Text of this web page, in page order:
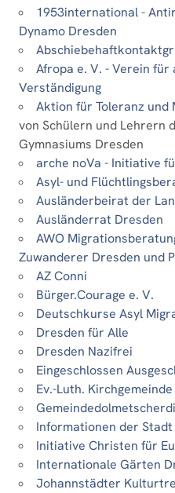
1953international -
Dynamo Dresden
Afropa e. V. - Verein
Verständigung
Aktion für Toleranz und
von Schülern und Lehrern
Gymnasiums Dresden
arche noVa - Initiative
Asyl- und
Ausländerbeirat der
Ausländerrat Dresden
AWO
Zuwanderer Dresden und
AZ Conni
Bürger.Courage e. V.
Deutschkurse Asyl
Dresden für Alle
Dresden Nazifrei
Eingeschlossen
Ev.-Luth.
Informationen der
Initiative Christen für
Internationale Gärten
Johannstädter